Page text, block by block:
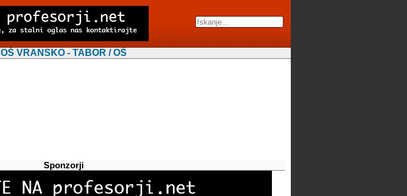
OŠ VRANSKO - TABOR / OŠ
Sponzorji